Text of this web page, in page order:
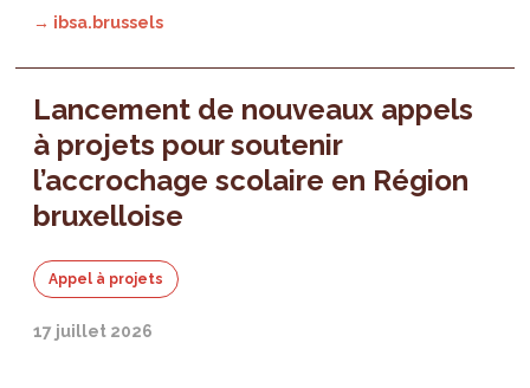
→ ibsa.brussels
Lancement de nouveaux appels
à projets pour soutenir
l’accrochage scolaire en Région
bruxelloise
Appel à projets
17 juillet 2026